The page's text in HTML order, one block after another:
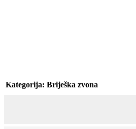
Kategorija: Briješka zvona